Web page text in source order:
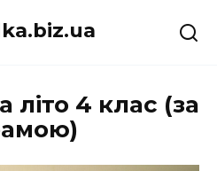
літо 4 клас (за